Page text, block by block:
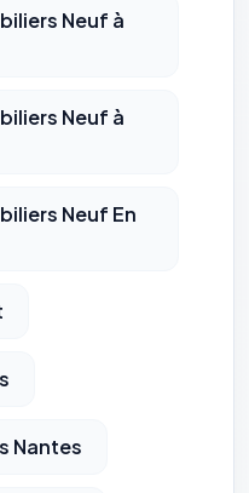
Neuf à
Neuf à
Neuf En
Nantes